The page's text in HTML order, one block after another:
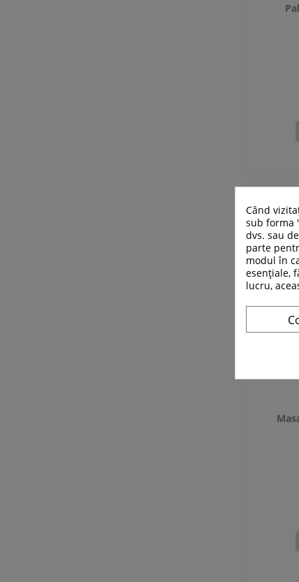
Când
sub forma
dvs. sau
parte
modul în
esențiale,
lucru,